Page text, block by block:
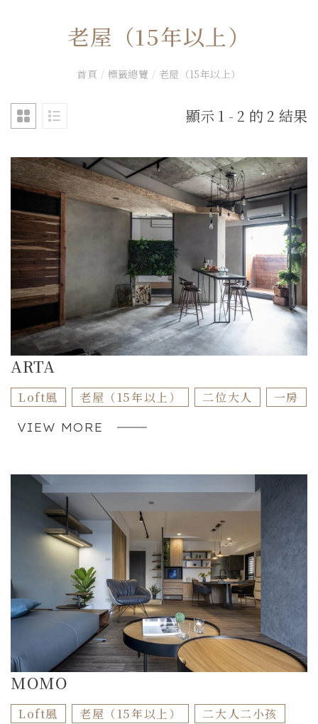
老屋（15年以上）
首頁 / 標籤總覽 / 老屋（15年以上）
顯示 1 - 2 的 2 結果
ARTA
Loft風 老屋（15年以上） 二位大人 一房
VIEW MORE
MOMO
Loft風 老屋（15年以上）
二大人二小孩